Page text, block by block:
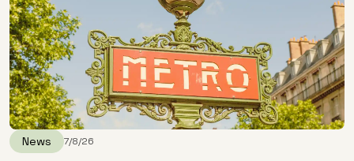
News 7/8/26